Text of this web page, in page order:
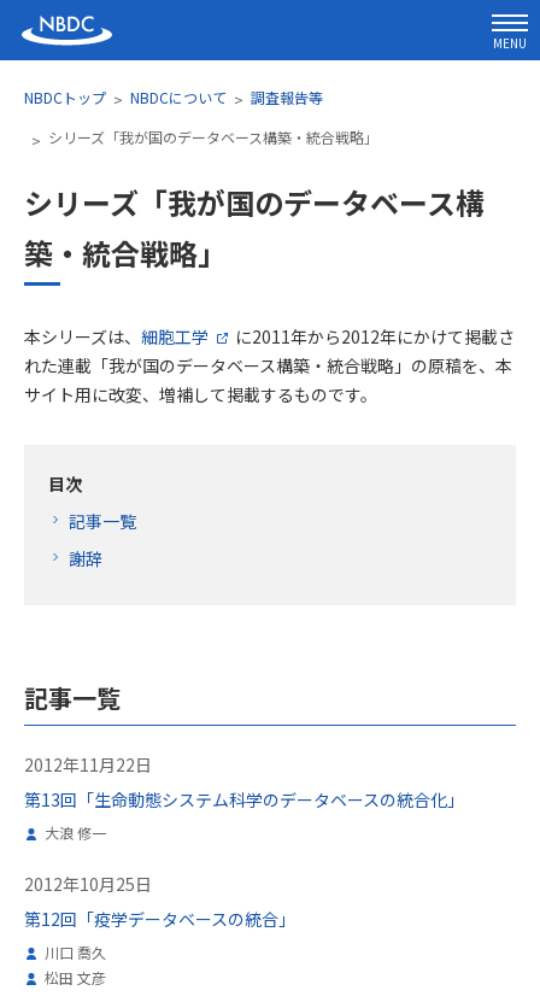
MENU
NBDCトップ NBDCについて
調査報告等
シリーズ「我が国のデータベース構築・統合戦略」
シリーズ「我が国のデータベース構
築・統合戦略」
本シリーズは、 細胞工学
に2011年から2012年にかけて掲載さ
れた連載「我が国のデータベース構築・統合戦略」の原稿を、本
サイト用に改変、増補して掲載するものです。
目次
記事一覧
謝辞
記事一覧
2012年11月22日
第13回「生命動態システム科学のデータベースの統合化」
大浪 修一
2012年10月25日
第12回「疫学データベースの統合」
川口 喬久
松田 文彦